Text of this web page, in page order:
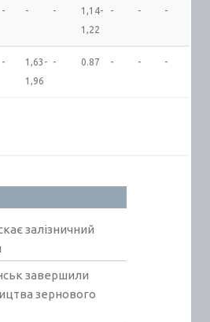
- - -
1,14-
1,22
- - -
-
1,63-
1,96
- 0.87 - - -
залізничний
завершили
зернового